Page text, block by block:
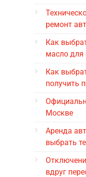
ремонт
Как
масло для
Как
получить
Москве
Аренда
выбрать
вдруг